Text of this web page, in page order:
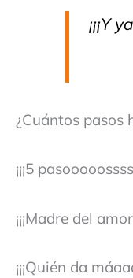
¡¡¡Y
¿Cuántos pasos
¡¡¡5
¡¡¡Madre del
¡¡¡Quién da